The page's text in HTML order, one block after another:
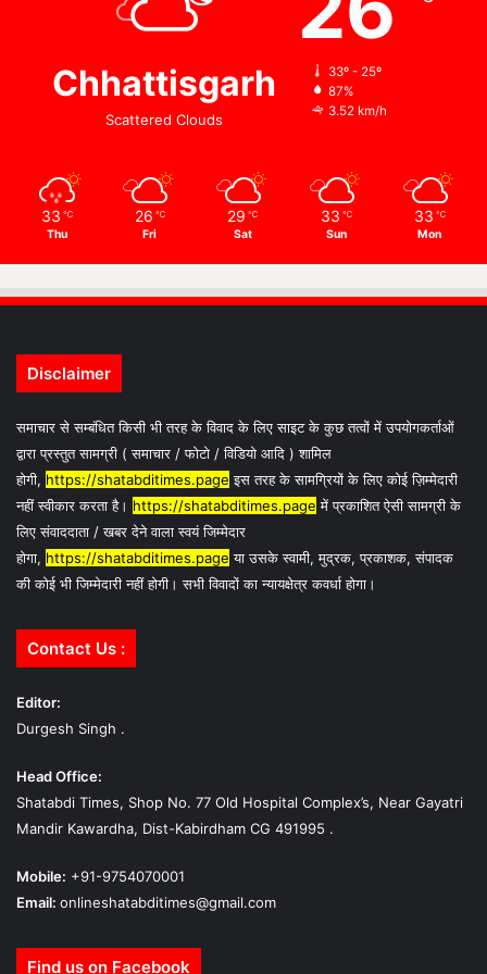
Chhattisgarh
Scattered Clouds
33º - 25º
87%
3.52 km/h
33 ℃
Thu
26 ℃
Fri
29 ℃
Sat
33 ℃
Sun
33 ℃
Mon
Disclaimer
समाचार से सम्बंधित किसी भी तरह के विवाद के लिए साइट के कुछ तत्वों में उपयोगकर्ताओं
द्वारा प्रस्तुत सामग्री ( समाचार / फोटो / विडियो आदि ) शामिल
होगी, https://shatabditimes.page इस तरह के सामग्रियों के लिए कोई ज़िम्मेदारी
नहीं स्वीकार करता है। https://shatabditimes.page में प्रकाशित ऐसी सामग्री के
लिए संवाददाता / खबर देने वाला स्वयं जिम्मेदार
होगा, https://shatabditimes.page या उसके स्वामी, मुद्रक, प्रकाशक, संपादक
की कोई भी जिम्मेदारी नहीं होगी। सभी विवादों का न्यायक्षेत्र कवर्धा होगा।
Contact Us :
Editor:
Durgesh Singh .
Head Office:
Shatabdi Times, Shop No. 77 Old Hospital Complex’s, Near Gayatri
Mandir Kawardha, Dist-Kabirdham CG 491995 .
Mobile: +91-9754070001
Email: onlineshatabditimes@gmail.com
Find us on Facebook